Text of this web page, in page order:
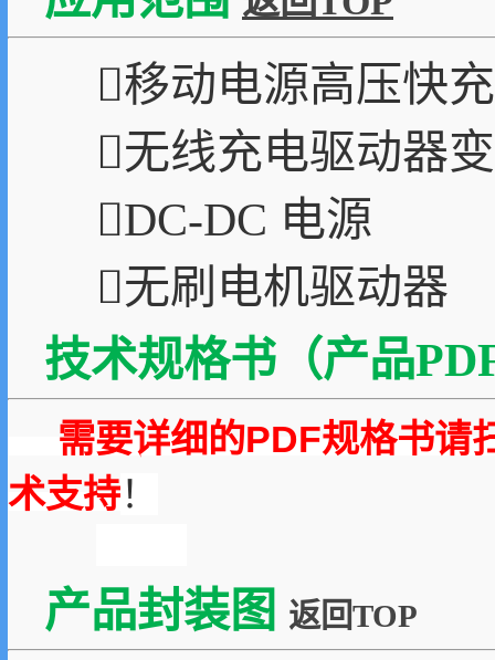
移动电源高压快
无线充电驱动器
DC-DC 电源
无刷电机驱动器
技术规格书（产品
需要详细的PDF规格书请
术支持！
产品封装图 返回TOP